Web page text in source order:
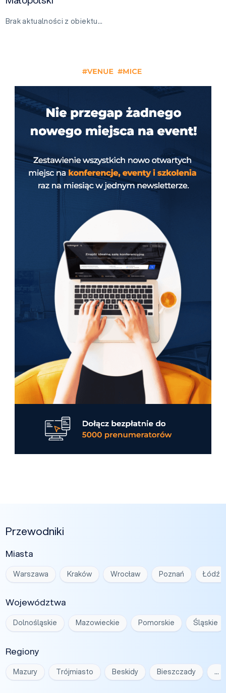
Brak aktualności z obiektu…
Przewodniki
Miasta
Warszawa Kraków Wrocław Poznań Łódź
Województwa
Dolnośląskie Mazowieckie Pomorskie Śląskie
Regiony
Mazury Trójmiasto Beskidy Bieszczady …